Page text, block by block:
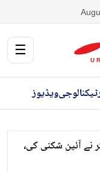
☰
ٹیکنالوجیویڈیوز
نے آئین شکنی کی،